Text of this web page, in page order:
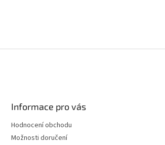
Informace pro vás
Hodnocení obchodu
Možnosti doručení